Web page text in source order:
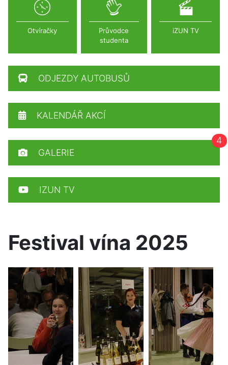
Festival vína 2025
Otvíračky
Průvodce
studenta
iZUN TV
ODJEZDY AUTOBUSŮ
KALENDÁŘ AKCÍ
GALERIE
4
IZUN TV